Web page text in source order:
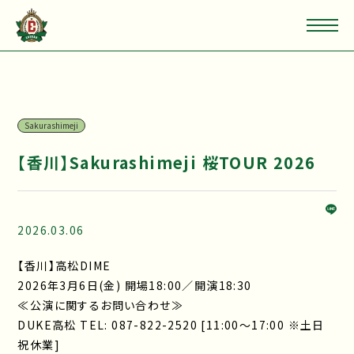
Sakurashimeji
【香川】Sakurashimeji 桜TOUR 2026
2026.03.06
【香川】高松DIME
2026年3月6日(金) 開場18:00／開演18:30
≪公演に関するお問い合わせ≫
DUKE高松 TEL: 087-822-2520 [11:00～17:00 ※土日
祝休業]